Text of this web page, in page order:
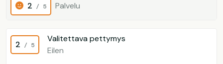
2 / 5 Palvelu
2 / 5
Valitettava pettymys
Eilen